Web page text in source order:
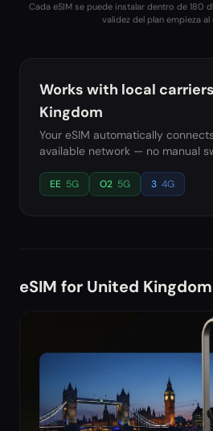
Cada eSIM se puede instalar dentro de 180
validez del plan empieza
Works with local
Kingdom
Your eSIM automatically
available network — no manual
EE 5G O2 5G 3 4G
eSIM for United Kingdom